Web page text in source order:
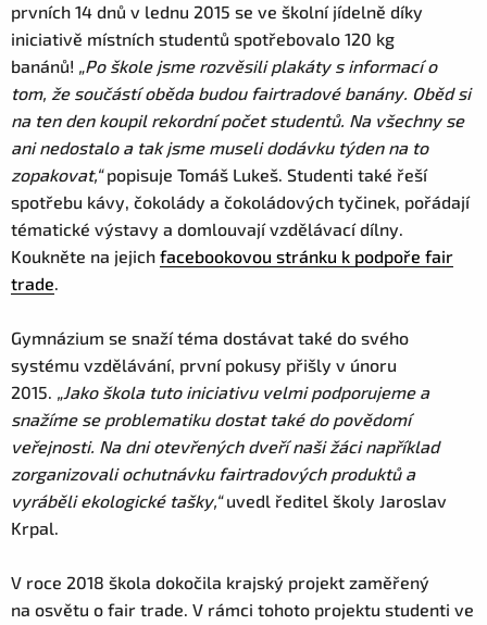
prvních 14 dnů v lednu 2015 se ve školní jídelně díky
iniciativě místních studentů spotřebovalo 120 kg
banánů! „Po škole jsme rozvěsili plakáty s informací o
tom, že součástí oběda budou fairtradové banány. Oběd si
na ten den koupil rekordní počet studentů. Na všechny se
ani nedostalo a tak jsme museli dodávku týden na to
zopakovat,“popisuje Tomáš Lukeš. Studenti také řeší
spotřebu kávy, čokolády a čokoládových tyčinek, pořádají
tématické výstavy a domlouvají vzdělávací dílny.
Koukněte na jejich facebookovou stránku k podpoře fair
trade.
Gymnázium se snaží téma dostávat také do svého
systému vzdělávání, první pokusy přišly v únoru
2015. „Jako škola tuto iniciativu velmi podporujeme a
snažíme se problematiku dostat také do povědomí
veřejnosti. Na dni otevřených dveří naši žáci například
zorganizovali ochutnávku fairtradových produktů a
vyráběli ekologické tašky,“uvedl ředitel školy Jaroslav
Krpal.
V roce 2018 škola dokočila krajský projekt zaměřený
na osvětu o fair trade. V rámci tohoto projektu studenti ve